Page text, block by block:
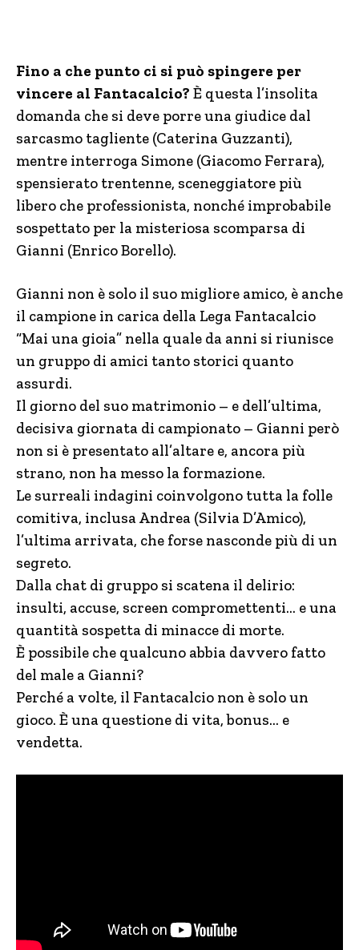
Fino a che punto ci si può spingere per
vincere al Fantacalcio? È questa l’insolita
domanda che si deve porre una giudice dal
sarcasmo tagliente (Caterina Guzzanti),
mentre interroga Simone (Giacomo Ferrara),
spensierato trentenne, sceneggiatore più
libero che professionista, nonché improbabile
sospettato per la misteriosa scomparsa di
Gianni (Enrico Borello).
Gianni non è solo il suo migliore amico, è anche
il campione in carica della Lega Fantacalcio
“Mai una gioia” nella quale da anni si riunisce
un gruppo di amici tanto storici quanto
assurdi.
Il giorno del suo matrimonio – e dell’ultima,
decisiva giornata di campionato – Gianni però
non si è presentato all’altare e, ancora più
strano, non ha messo la formazione.
Le surreali indagini coinvolgono tutta la folle
comitiva, inclusa Andrea (Silvia D’Amico),
l’ultima arrivata, che forse nasconde più di un
segreto.
Dalla chat di gruppo si scatena il delirio:
insulti, accuse, screen compromettenti… e una
quantità sospetta di minacce di morte.
È possibile che qualcuno abbia davvero fatto
del male a Gianni?
Perché a volte, il Fantacalcio non è solo un
gioco. È una questione di vita, bonus… e
vendetta.